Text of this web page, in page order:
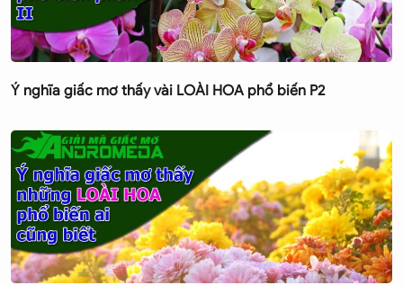
Ý nghĩa giấc mơ thấy vài LOÀI HOA phổ biến P2